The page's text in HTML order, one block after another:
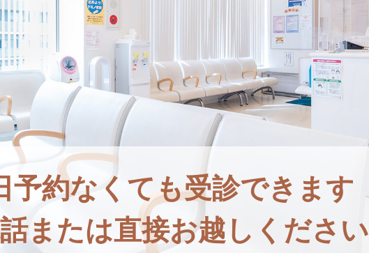
予約なくても受診できます
または直接お越しください